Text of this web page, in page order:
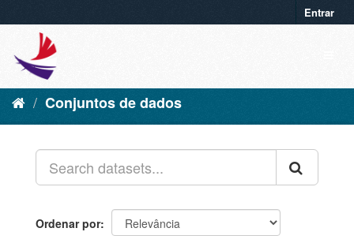
Entrar
Conjuntos de dados
Ordenar por